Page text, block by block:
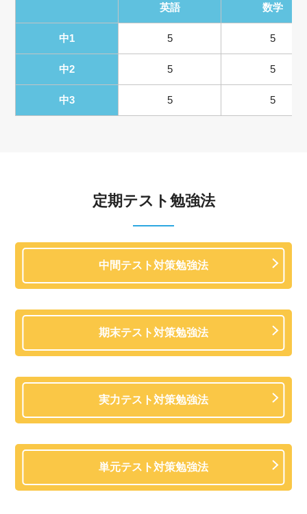
英語 数学
中1 5 5
中2 5 5
中3 5 5
定期テスト勉強法
中間テスト対策勉強法
期末テスト対策勉強法
実力テスト対策勉強法
単元テスト対策勉強法